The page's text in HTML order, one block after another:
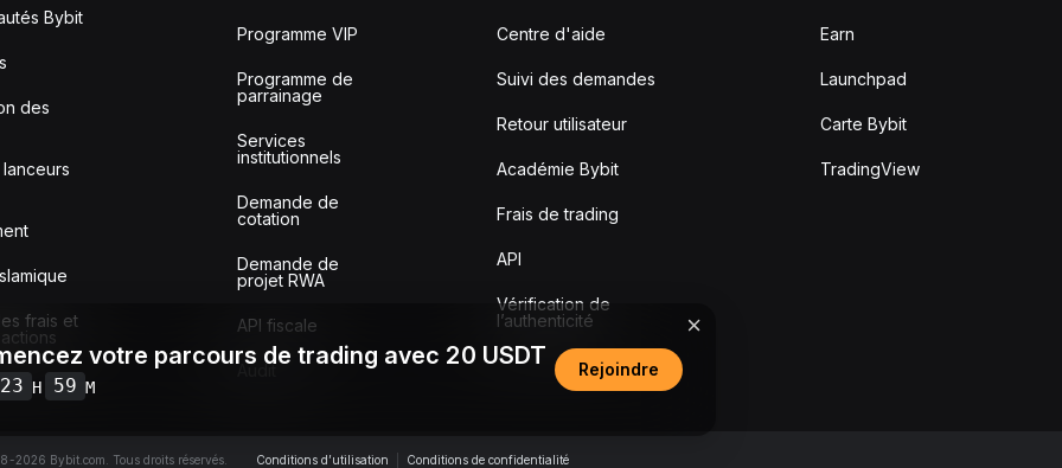
Bybit
des
frais et
Programme VIP
Programme de
parrainage
Services
institutionnels
Demande de
cotation
Demande de
projet RWA
API fiscale
Audit
Centre d'aide
Suivi des demandes
Retour utilisateur
Académie Bybit
Frais de trading
API
Vérification de
l’authenticité
Earn
Launchpad
Carte Bybit
TradingView
2026 Bybit.com. Tous droits réservés. Conditions d’utilisation Conditions de confidentialité
votre parcours de trading avec 20 USDT
23 H 59 M
Rejoindre